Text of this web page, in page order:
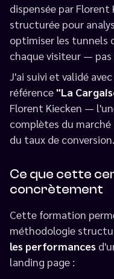
dispensée par
structurée pour
optimiser les tunnels
chaque visiteur —
J'ai suivi et validé
référence "La
Florent Kiecken —
complètes du
du taux de conversion.
Ce que cette
concrètement
Cette formation
méthodologie
les performances
landing page :